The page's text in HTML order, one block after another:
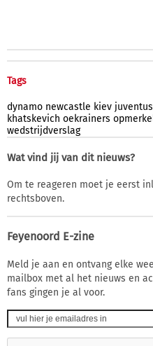
Tags
dynamo newcastle kiev juventus
khatskevich oekrainers
wedstrijdverslag
Wat vind jij van dit nieuws?
Om te reageren moet je eerst
rechtsboven.
Feyenoord E-zine
Meld je aan en ontvang elke
mailbox met al het nieuws en
fans gingen je al voor.